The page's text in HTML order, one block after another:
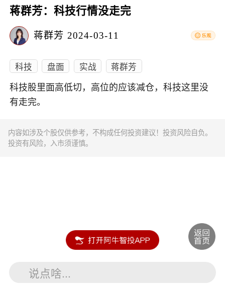
蒋群芳：科技行情没走完
蒋群芳 2024-03-11
科技 盘面 实战 蒋群芳
科技股里面高低切，高位的应该减仓，科技这里没
有走完。
内容如涉及个股仅供参考，不构成任何投资建议！投资风险自负。
投资有风险，入市须谨慎。
说点啥...